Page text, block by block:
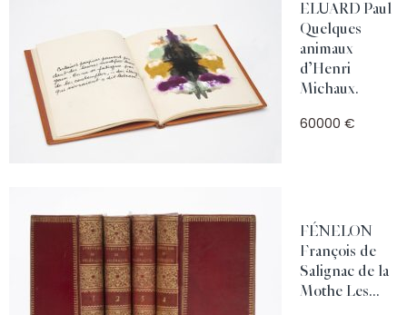
ELUARD Paul
Quelques
animaux
d’Henri
Michaux.
60000 €
FÉNELON
François de
Salignac de la
Mothe Les...